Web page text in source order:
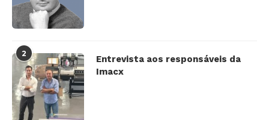
2
Entrevista aos responsáveis da
Imacx